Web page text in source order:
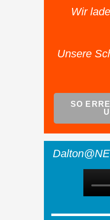
Wir
Unsere
SO